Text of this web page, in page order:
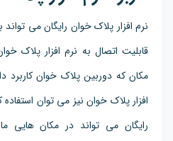
نرم افزار پلاک خوان رایگان می
قابلیت اتصال به نرم افزار پلاک
مکان که دوربین پلاک خوان
افزار پلاک خوان نیز می توان استفاده
رایگان می تواند در مکان هایی